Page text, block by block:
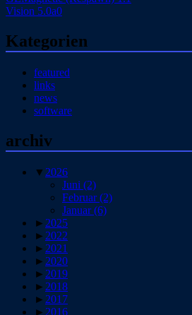
Vision 5.0a0
Kategorien
featured
links
news
software
archiv
▼ 2026
Juni (2)
Februar(2)
Januar(6)
► 2025
► 2022
► 2021
► 2020
► 2019
► 2018
► 2017
► 2016